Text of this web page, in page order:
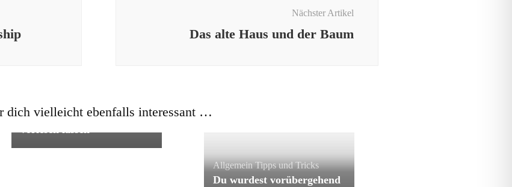
Nächster Artikel
Das alte Haus und der Baum
dich vielleicht ebenfalls interessant …
Kindle-ebook von alexa
Allgemein Tipps und Tricks
Du wurdest vorübergehend